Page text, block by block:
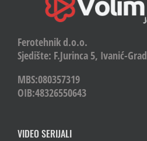
Ferotehnik d.o.o.
Sjedište: F.Jurinca 5, Ivanić-Grad
MBS:080357319
OIB:48326550643
VIDEO SERIJALI